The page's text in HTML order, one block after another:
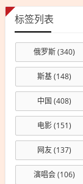
标签列表
俄罗斯(340)
斯基(148)
中国 (408)
电影(151)
网友(137)
演唱会(106)